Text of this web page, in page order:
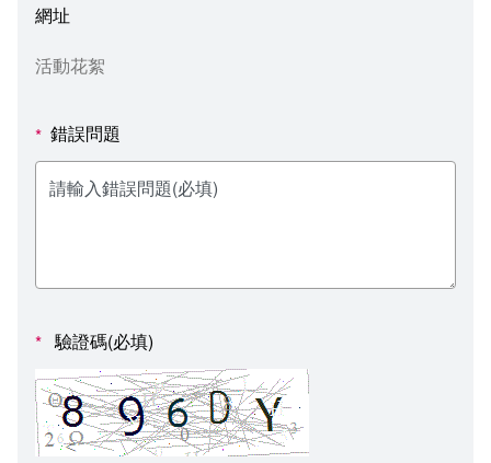
線上報名查詢
秘書處出納組
教學媒體處
電算中心
人事室
健康管理與促進學系
校園行事曆
教室‧會議室預約系統
政府公開資訊
意見信箱
各單位意見信箱
諮詢信箱進度查詢
影音資訊
網址
活動花絮
* 錯誤問題
* 驗證碼(必填)